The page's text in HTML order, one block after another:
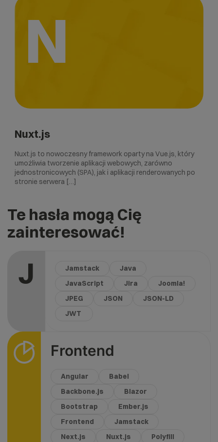
N
Nuxt.js
Nuxt.js to nowoczesny framework oparty na Vue.js, który
umożliwia tworzenie aplikacji webowych, zarówno
jednostronicowych (SPA), jak i aplikacji renderowanych po
stronie serwera […]
Te hasła mogą Cię
zainteresować!
J Jamstack
Java
JavaScript
Jira
Joomla!
JPEG
JSON
JSON-LD
JWT
Frontend
Angular
Babel
Backbone.js
Blazor
Bootstrap
Ember.js
Frontend
Jamstack
Next.js
Nuxt.js
Polyfill